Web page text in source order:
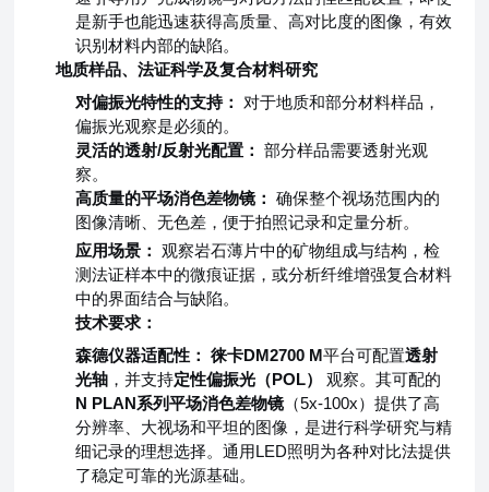
是新手也能迅速获得高质量、高对比度的图像，有效
识别材料内部的缺陷。
地质样品、法证科学及复合材料研究
对偏振光特性的支持：
对于地质和部分材料样品，
偏振光观察是必须的。
灵活的透射/反射光配置： 部分样品需要透射光观
察。
高质量的平场消色差物镜： 确保整个视场范围内的
图像清晰、无色差，便于拍照记录和定量分析。
应用场景： 观察岩石薄片中的矿物组成与结构，检
测法证样本中的微痕证据，或分析纤维增强复合材料
中的界面结合与缺陷。
技术要求：
森德仪器适配性：
徕卡DM2700 M平台可配置透射
光轴 ，并支持定性偏振光（POL）
观察。其可配的
N PLAN系列平场消色差物镜（5x-100x）提供了高
分辨率、大视场和平坦的图像，是进行科学研究与精
细记录的理想选择。通用LED照明为各种对比法提供
了稳定可靠的光源基础。